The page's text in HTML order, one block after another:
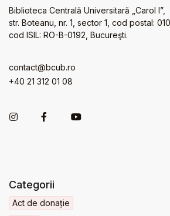
Biblioteca Centrală Universitară „Carol I”,
str. Boteanu, nr. 1, sector 1, cod postal:
cod ISIL: RO-B-0192, Bucureşti.
contact@bcub.ro
+40 21 312 01 08
Categorii
Act de donație